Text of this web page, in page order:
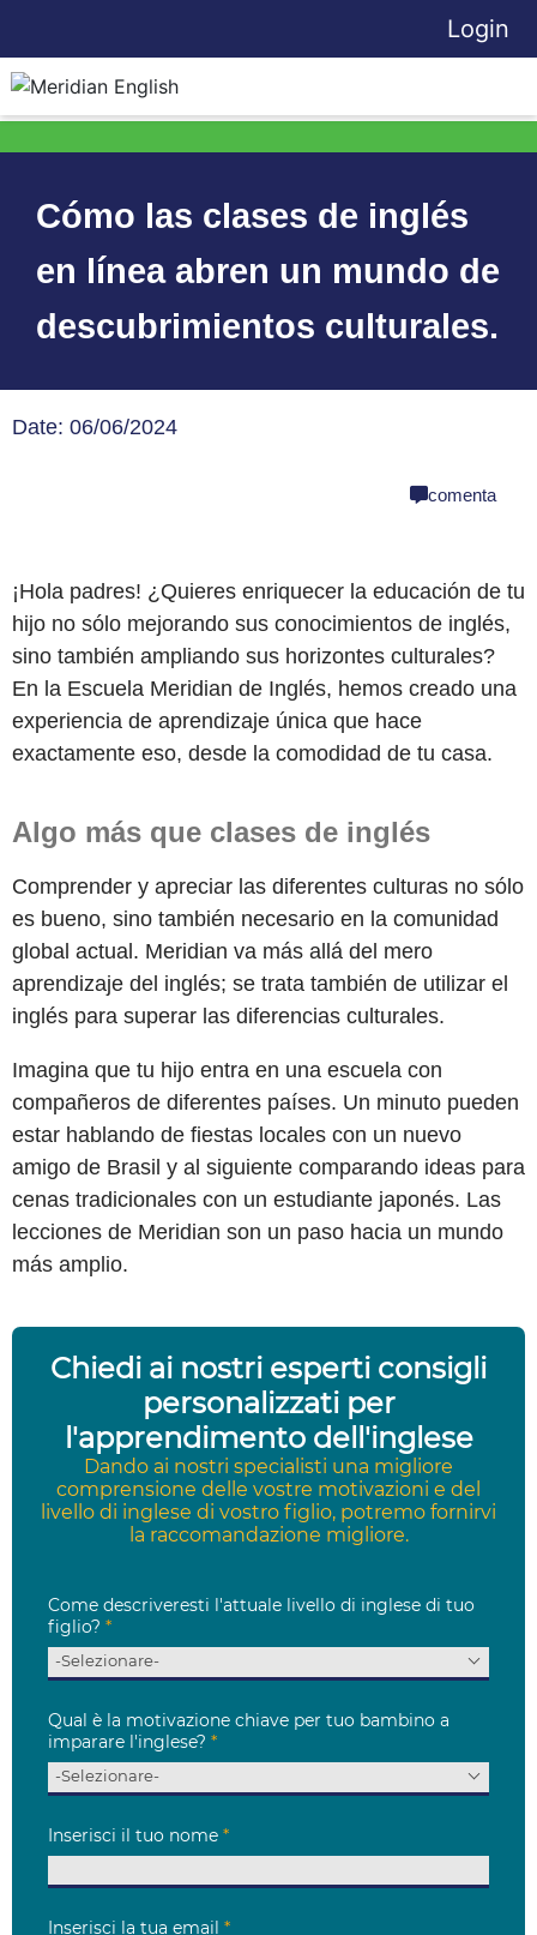
Login
Cómo las clases de inglés
en línea abren un mundo de
descubrimientos culturales.
Date: 06/06/2024
comenta
¡Hola padres! ¿Quieres enriquecer la educación de tu
hijo no sólo mejorando sus conocimientos de inglés,
sino también ampliando sus horizontes culturales?
En la Escuela Meridian de Inglés, hemos creado una
experiencia de aprendizaje única que hace
exactamente eso, desde la comodidad de tu casa.
Algo más que clases de inglés
Comprender y apreciar las diferentes culturas no sólo
es bueno, sino también necesario en la comunidad
global actual. Meridian va más allá del mero
aprendizaje del inglés; se trata también de utilizar el
inglés para superar las diferencias culturales.
Imagina que tu hijo entra en una escuela con
compañeros de diferentes países. Un minuto pueden
estar hablando de fiestas locales con un nuevo
amigo de Brasil y al siguiente comparando ideas para
cenas tradicionales con un estudiante japonés. Las
lecciones de Meridian son un paso hacia un mundo
más amplio.